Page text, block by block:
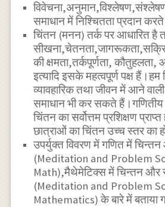
समाधान में निश्चितता प्रदान
चिंतन (मनन) तर्क पर आधारित है
की क्षमता,तर्कपूर्णता,
इत्यादि इसके महत्वपूर्ण पक्ष
व्यावहारिक तथा जीवन में आने
समाधान भी कर सकते
चिंतन का सर्वोत्तम प्रशिक्षण
छात्राओं का चिंतन उच्च स्तर का
उपर्युक्त विवरण में गणित में
(Meditation and Problem
Math),मैथेमेटिक्स में चिन्तन और
(Meditation and Problem
Mathematics) के बारे में बताया